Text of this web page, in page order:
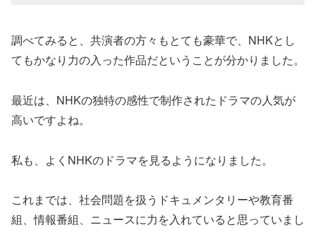
調べてみると、共演者の方々もとても豪華で、NHKとし
てもかなり力の入った作品だということが分かりました。
最近は、NHKの独特の感性で制作されたドラマの人気が
高いですよね。
私も、よくNHKのドラマを見るようになりました。
これまでは、社会問題を扱うドキュメンタリーや教育番
組、情報番組、ニュースに力を入れていると思っていまし